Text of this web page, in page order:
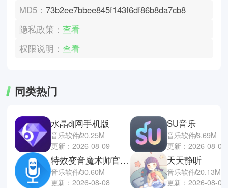
MD5：73b2ee7bbee845f143f6df86b8da7cb8
隐私政策：查看
权限说明：查看
同类热门
水晶dj网手机版
音乐软件20.25M
更新：2026-08-09
特效变音魔术师官方正版
音乐软件30.60M
更新：2026-08-08
SU音乐
音乐软件6.69M
更新：2026-08-07
天天静听
音乐软件20.13M
更新：2026-08-06